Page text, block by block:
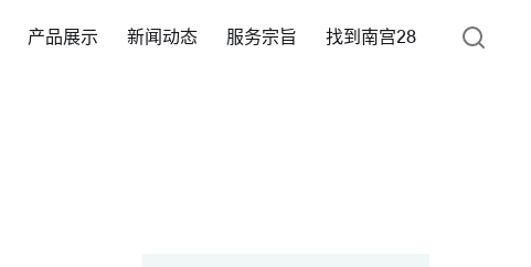
产品展示 新闻动态 服务宗旨 找到南宫28